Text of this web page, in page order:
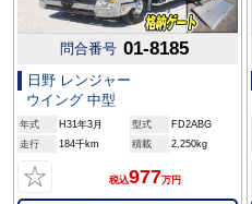
問合番号 01-8185
日野 レンジャー
ウイング 中型
年式 H31年3月 型式
FD2ABG
走行
184千km 積載 2,250kg
☆ 税込977万円